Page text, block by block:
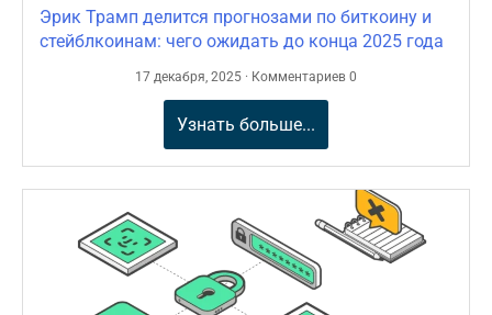
Эрик Трамп делится прогнозами по биткоину и
стейблкоинам: чего ожидать до конца 2025 года
17 декабря, 2025 · Комментариев 0
Узнать больше...